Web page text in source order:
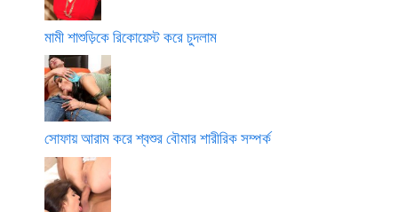
মামী শাশুড়িকে রিকোয়েস্ট করে চুদলাম
সোফায় আরাম করে শ্বশুর বৌমার শারীরিক সম্পর্ক